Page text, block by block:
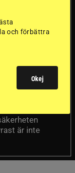
är inte
och förbättra
Okej